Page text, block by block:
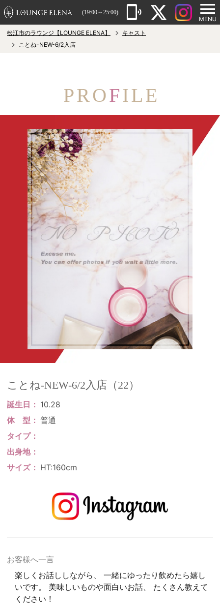
MENU
(19:00～25:00)
松江市のラウンジ【LOUNGE ELENA】
キャスト
ことね-NEW-6/2入店
PROFILE
ことね-NEW-6/2入店（22）
誕生日
10.28
体
型
普通
タイプ
出身地
サイズ
HT:160cm
お客様へ一言
楽しくお話ししながら、 一緒にゆったり飲めたら嬉し
いです。 美味しいものや面白いお話、 たくさん教えて
ください！